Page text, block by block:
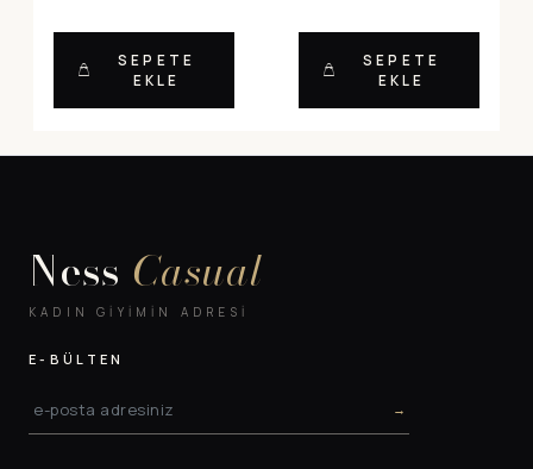
SEPETE
EKLE
SEPETE
EKLE
Ness Casual
KADIN GIYIMIN ADRESI
E-BÜLTEN
→